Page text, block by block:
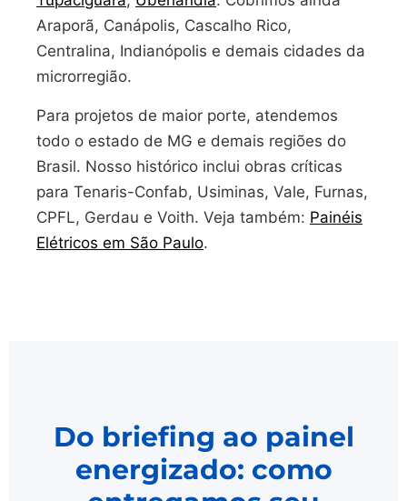
Araporã, Canápolis, Cascalho Rico,
Centralina, Indianópolis e demais cidades da
microrregião.
Para projetos de maior porte, atendemos
todo o estado de MG e demais regiões do
Brasil. Nosso histórico inclui obras críticas
para Tenaris-Confab, Usiminas, Vale, Furnas,
CPFL, Gerdau e Voith. Veja também: Painéis
Elétricos em São Paulo.
Do briefing ao painel
energizado: como